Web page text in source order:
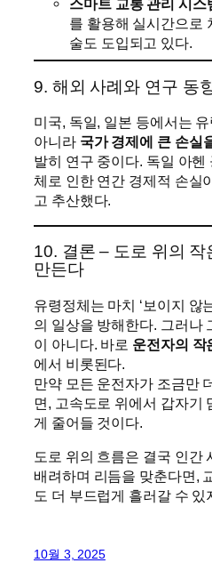
스마트 교통 관리 시스
를 활용해 실시간으로
술도 도입되고 있다.
9. 해외 사례와 연구 동
미국, 독일, 일본 등에서는
아니라 국가 경제에 큰 손실
발히 연구 중이다. 독일 아헨
체로 인한 연간 경제적 손실
고 추산했다.
10. 결론 – 도로 위의
만든다
유령정체는 마치 ‘보이지 않
의 일상을 방해한다. 그러나
이 아니다. 바로 운전자의 작
에서 비롯된다.
만약 모든 운전자가 조금만
면, 고속도로 위에서 갑자기
게 줄어들 것이다.
도로 위의 흐름은 결국 인간
배려하며 리듬을 맞춘다면,
도 더 부드럽게 흘러갈 수 있
10월 3, 2025